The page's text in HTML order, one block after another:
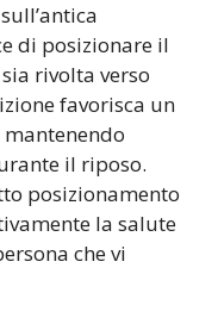
di posizionare il
rivolta verso
favorisca un
il riposo.
posizionamento
la salute
che vi